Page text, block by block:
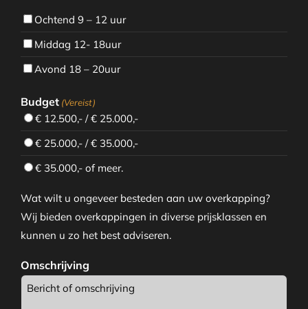
Ochtend 9 – 12 uur
Middag 12- 18uur
Avond 18 – 20uur
Budget (Vereist)
€ 12.500,- / € 25.000,-
€ 25.000,- / € 35.000,-
€ 35.000,- of meer.
Wat wilt u ongeveer besteden aan uw overkapping?
Wij bieden overkappingen in diverse prijsklassen en
kunnen u zo het best adviseren.
Omschrijving